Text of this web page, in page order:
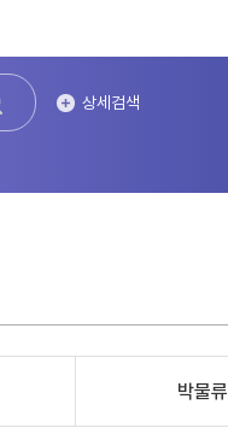
상세검색
박물류